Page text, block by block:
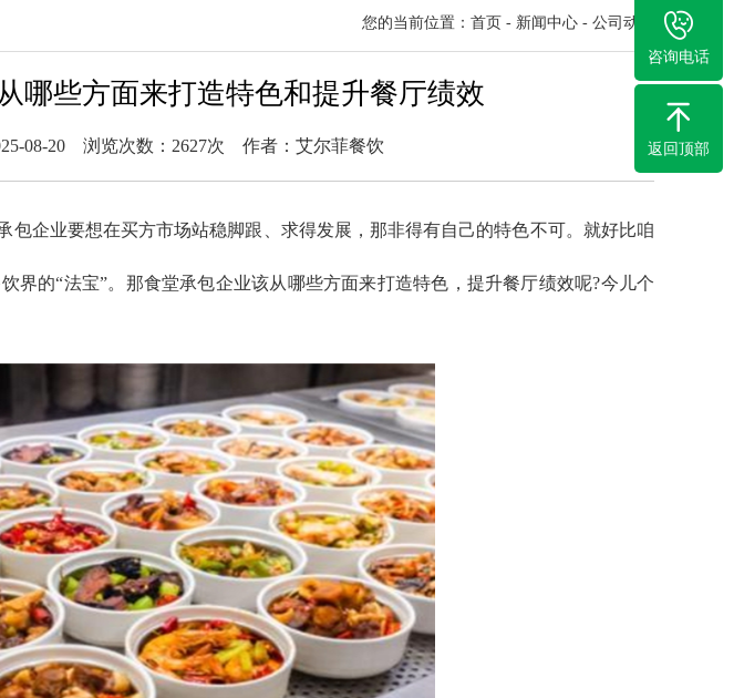
您的当前位置： 首页 - 新闻中心 - 公司动态
哪些方面来打造特色和提升餐厅绩效
08-20 浏览次数：2627次 作者：艾尔菲餐饮
包企业要想在买方市场站稳脚跟、求得发展，那非得有自己的特色不可。就好比咱
界的“法宝”。那食堂承包企业该从哪些方面来打造特色，提升餐厅绩效呢?今儿个
咨询电话
返回顶部